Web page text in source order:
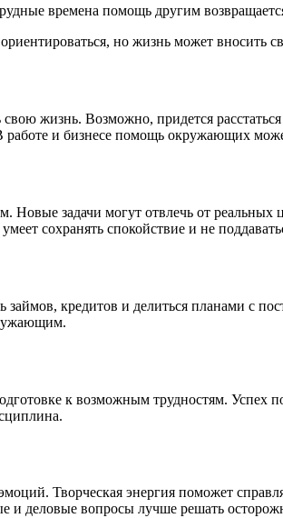
времена помощь другим
но жизнь может вносить
жизнь. Возможно, придется
и бизнесе помощь окружающих
Новые задачи могут отвлечь от
сохранять спокойствие и не
займов, кредитов и делиться планами
к возможным трудностям.
Творческая энергия поможет
и деловые вопросы лучше решать